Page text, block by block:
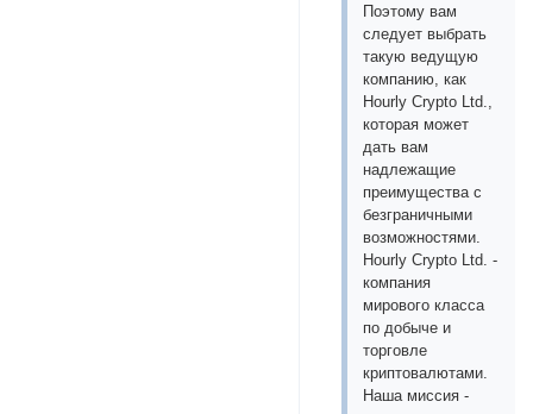
Поэтому вам
следует выбрать
такую ​​ведущую
компанию, как
Hourly Crypto Ltd.,
которая может
дать вам
надлежащие
преимущества с
безграничными
возможностями.
Hourly Crypto Ltd. -
компания
мирового класса
по добыче и
торговле
криптовалютами.
Наша миссия -